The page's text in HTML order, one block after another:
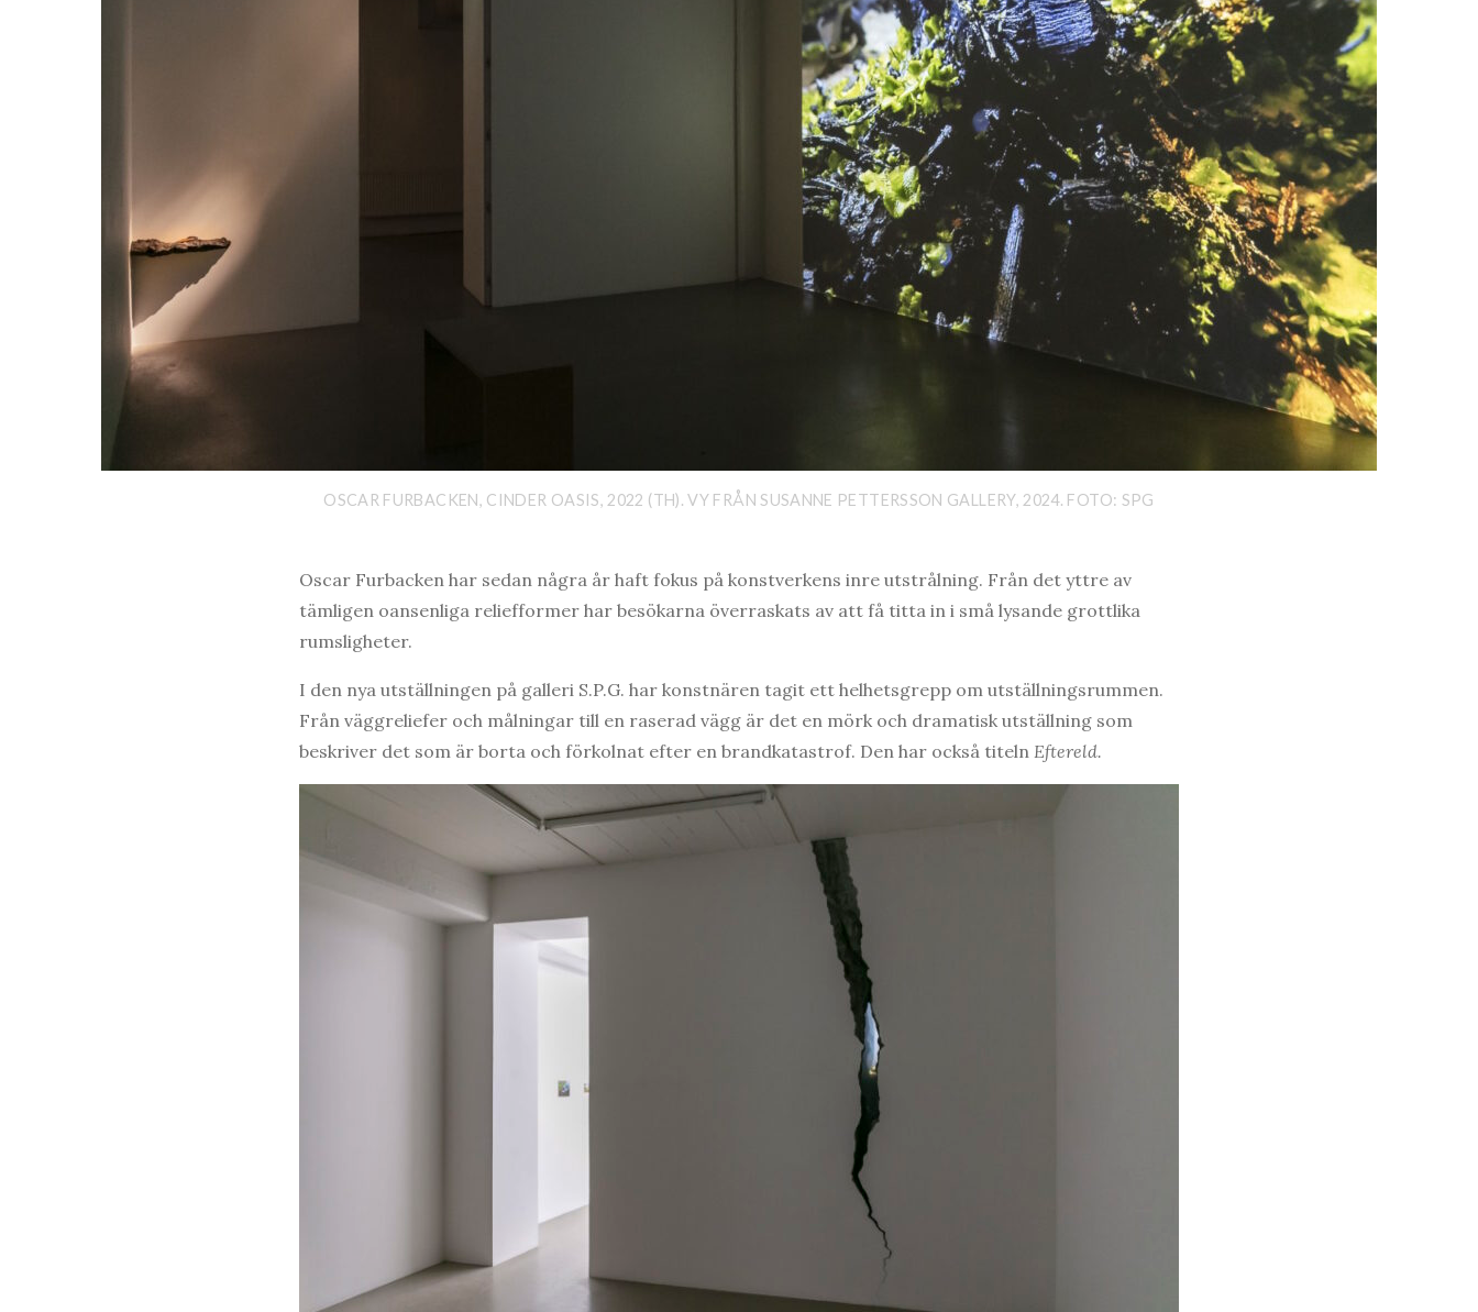
OSCAR FURBACKEN, CINDER OASIS, 2022 (TH). VY FRÅN SUSANNE PETTERSSON GALLERY, 2024. FOTO: SPG
Oscar Furbacken har sedan några år haft fokus på konstverkens inre utstrålning. Från det yttre av
tämligen oansenliga reliefformer har besökarna överraskats av att få titta in i små lysande grottlika
rumsligheter.
I den nya utställningen på galleri S.P.G. har konstnären tagit ett helhetsgrepp om utställningsrummen.
Från väggreliefer och målningar till en raserad vägg är det en mörk och dramatisk utställning som
beskriver det som är borta och förkolnat efter en brandkatastrof. Den har också titeln Eftereld.